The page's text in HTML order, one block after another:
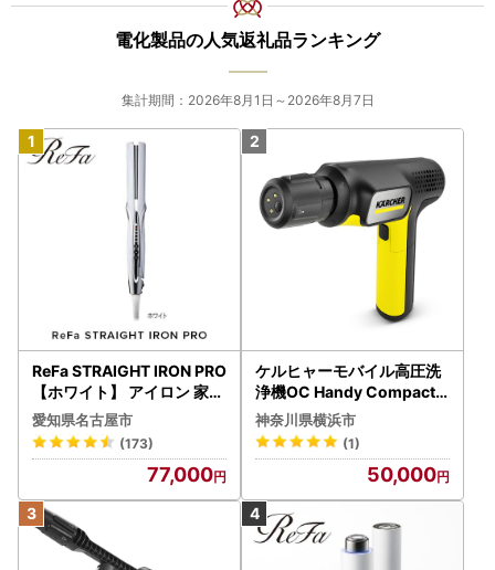
電化製品の人気返礼品ランキング
集計期間：2026年8月1日～2026年8月7日
ReFa STRAIGHT IRON PRO
【ホワイト】 アイロン 家電
美容 リファ アイロン
愛知県名古屋市
(173)
77,000
ケルヒャーモバイル高圧洗
浄機OC Handy Compact
（ハンディエア） APV000
7
神奈川県横浜市
(1)
50,000